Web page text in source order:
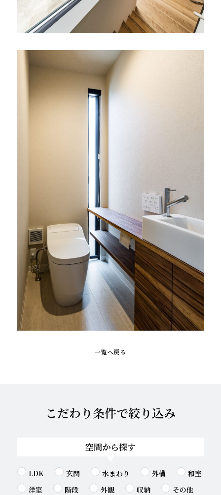
一覧へ戻る
こだわり条件で絞り込み
空間から探す
LDK 玄関 水まわり 外構
和室
洋室
階段 外観 収納 その他